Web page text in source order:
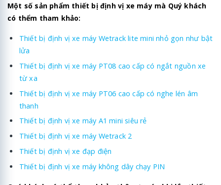
Một số sản phẩm thiết bị định vị xe máy mà Quý khách
có thểm tham khảo:
Thiết bị định vị xe máy Wetrack lite mini nhỏ gọn như bật
lửa
Thiết bị định vị xe máy PT08 cao cấp có ngắt nguồn xe
từ xa
Thiết bị định vị xe máy PT06 cao cấp có nghe lén âm
thanh
Thiết bị định vị xe máy A1 mini siêu rẻ
Thiết bị định vị xe máy Wetrack 2
Thiết bị định vị xe đạp điện
Thiết bị định vị xe máy không dây chạy PIN